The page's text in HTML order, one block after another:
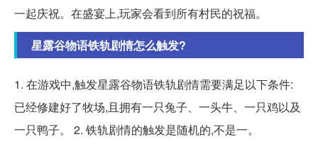
一起庆祝。在盛宴上,玩家会看到所有村民的祝福。
星露谷物语铁轨剧情怎么触发?
1. 在游戏中,触发星露谷物语铁轨剧情需要满足以下条件:
已经修建好了牧场,且拥有一只兔子、一头牛、一只鸡以及
一只鸭子。 2. 铁轨剧情的触发是随机的,不是一。